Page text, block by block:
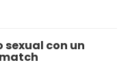
sexual con un